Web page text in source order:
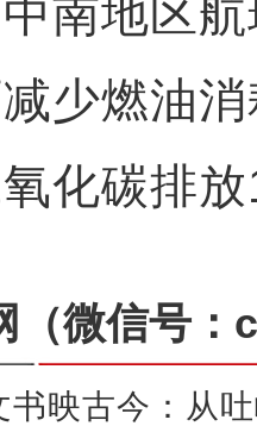
南地区
少燃油
化碳排
（微信号
书映古今：从